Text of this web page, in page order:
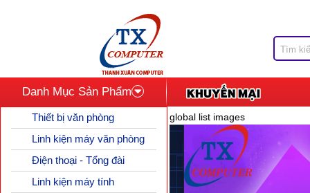
Danh Mục Sản Phẩm
Thiết bị văn phòng
Linh kiện máy văn phòng
Điện thoại - Tổng đài
Linh kiện máy tính
global list images